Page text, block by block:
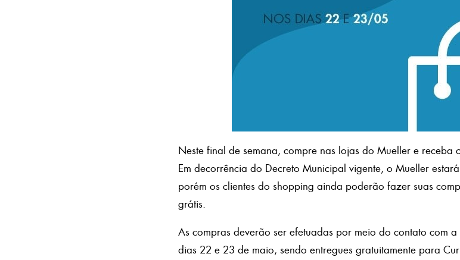
Neste final de semana, compre nas lojas do Mueller e receba
Em decorrência do Decreto Municipal vigente, o Mueller
porém os clientes do shopping ainda poderão fazer suas
grátis.
As compras deverão ser efetuadas por meio do contato com
dias 22 e 23 de maio, sendo entregues gratuitamente para